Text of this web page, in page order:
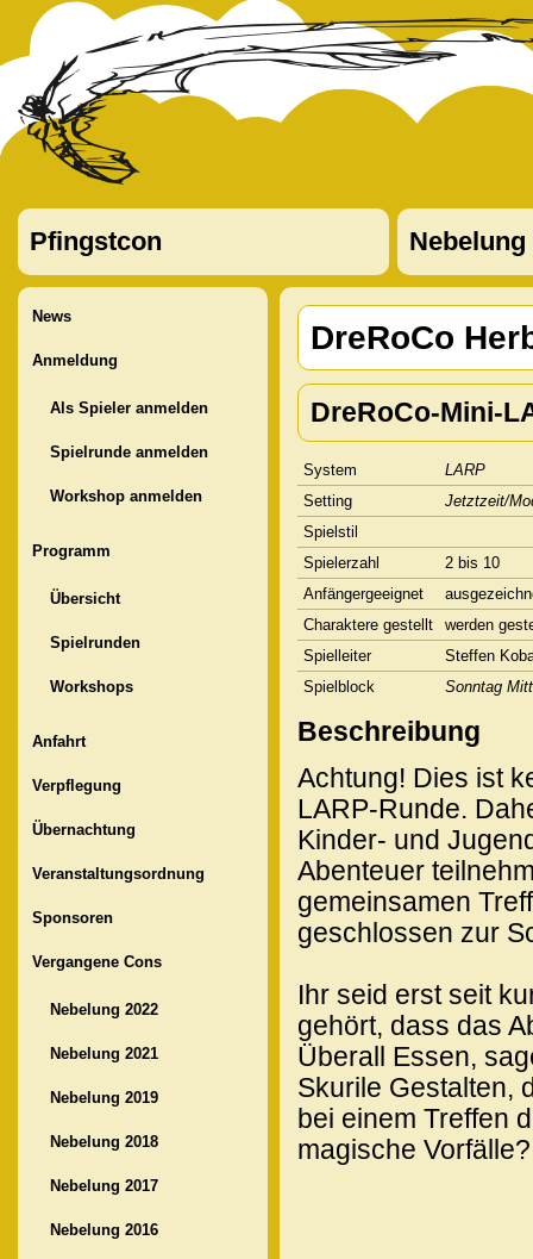
Pfingstcon Nebelung
News
Anmeldung
Als Spieler anmelden
Spielrunde anmelden
Workshop anmelden
Programm
Übersicht
Spielrunden
Workshops
Anfahrt
Verpflegung
Übernachtung
Veranstaltungsordnung
Sponsoren
Vergangene Cons
Nebelung 2022
Nebelung 2021
Nebelung 2019
Nebelung 2018
Nebelung 2017
Nebelung 2016
DreRoCo
DreRoCo-Mini-
System
LARP
Setting
Jetztzeit/
Spielstil
Spielerzahl
2 bis 10
Anfängergeeignet
Charaktere gestellt
werden
Spielleiter
Steffen
Spielblock
Sonntag
Beschreibung
Achtung! Dies ist
LARP-Runde.
Kinder- und
Abenteuer
gemeinsamen
geschlossen zur
Ihr seid erst seit
gehört, dass das
Überall Essen,
Skurile Gestalten,
bei einem Treffen
magische